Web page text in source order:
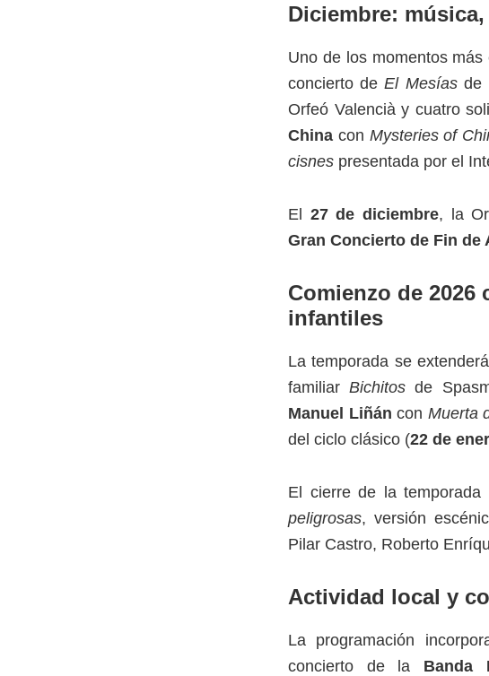
Diciembre:
Uno de los momentos
concierto deEl Mesíasde
Orfeó Valencià y cuatro
China con Mysteries of
cisnes presentada por el
El 27 de diciembre, la
Gran Concierto de Fin de
Comienzo de
infantiles
La temporada se
familiarBichitos de
Manuel Liñán con Muerta
del ciclo clásico (22 de
El cierre de la
peligrosas, versión
Pilar Castro, Roberto
Actividad local y
La programación
concierto de la Banda